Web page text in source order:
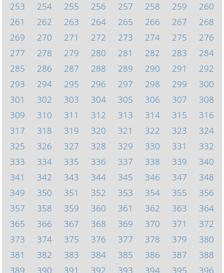
253
254 255 256 257 258 259
260
261
262 263 264 265 266 267
268
269
270 271 272 273 274 275
276
277
278 279 280 281 282 283
284
285
286 287 288 289 290 291
292
293
294 295 296 297 298 299
300
301
302 303 304 305 306 307
308
309
310 311 312 313 314 315
316
317
318 319 320 321 322 323
324
325
326 327 328 329 330 331
332
333
334 335 336 337 338 339
340
341
342 343 344 345 346 347
348
349
350 351 352 353 354 355
356
357
358 359 360 361 362 363
364
365
366 367 368 369 370 371
372
373
374 375 376 377 378 379
380
381
382 383 384 385 386 387
388
389
390 391 392 393 394 395 396